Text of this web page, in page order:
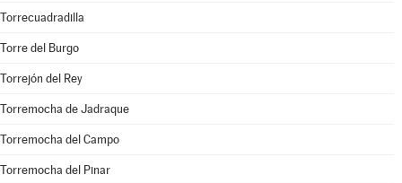
Torrecuadradilla
Torre del Burgo
Torrejón del Rey
Torremocha de Jadraque
Torremocha del Campo
Torremocha del Pinar